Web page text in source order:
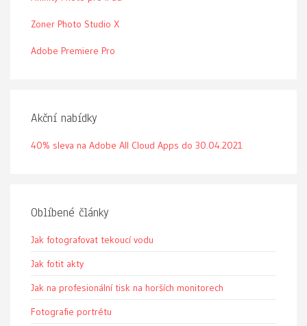
Zoner Photo Studio X
Adobe Premiere Pro
Akční nabídky
40% sleva na Adobe All Cloud Apps do 30.04.2021
Oblíbené články
Jak fotografovat tekoucí vodu
Jak fotit akty
Jak na profesionální tisk na horších monitorech
Fotografie portrétu